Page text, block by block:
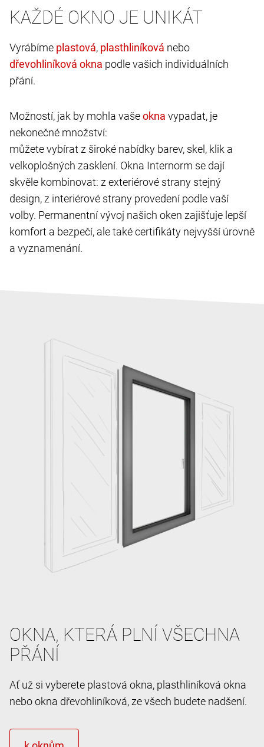
KAŽDÉ OKNO JE UNIKÁT
Vyrábíme ,
nebo
podle vašich individuálních
přání.
Možností, jak by mohla vaše
vypadat, je
nekonečné množství:
můžete vybírat z široké nabídky barev, skel, klik a
velkoplošných zasklení. Okna Internorm se dají
skvěle kombinovat: z exteriérové strany stejný
design, z interiérové strany provedení podle vaší
volby. Permanentní vývoj našich oken zajišťuje lepší
komfort a bezpečí, ale také certifikáty nejvyšší úrovně
a vyznamenání.
OKNA, KTERÁ PLNÍ VŠECHNA
PŘÁNÍ
Ať už si vyberete plastová okna, plasthliníková okna
nebo okna dřevohliníková, ze všech budete nadšení.